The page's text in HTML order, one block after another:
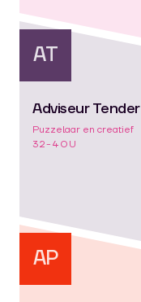
AT
Adviseur Tender
Puzzelaar en creatief
32-40U
AP